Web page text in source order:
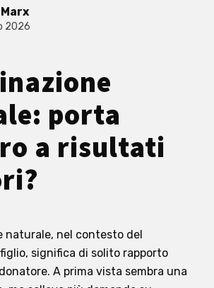
2026
porta
a risultati
naturale, nel contesto del
significa di solito rapporto
A prima vista sembra una